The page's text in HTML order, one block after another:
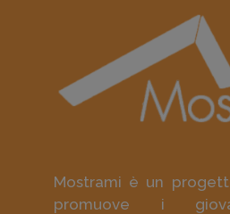
Mostrami è un
promuove i